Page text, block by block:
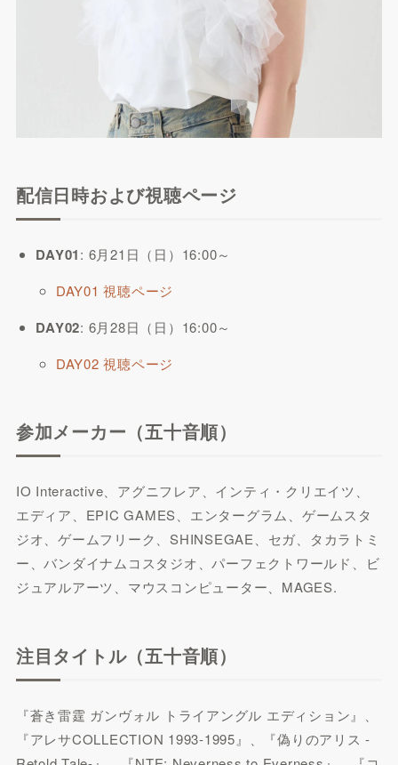
配信日時および視聴ページ
DAY01: 6月21日（日）16:00～
DAY01 視聴ページ
DAY02: 6月28日（日）16:00～
DAY02 視聴ページ
参加メーカー（五十音順）
IO Interactive、アグニフレア、インティ・クリエイツ、
エディア、EPIC GAMES、エンターグラム、ゲームスタ
ジオ、ゲームフリーク、SHINSEGAE、セガ、タカラトミ
ー、バンダイナムコスタジオ、パーフェクトワールド、ビ
ジュアルアーツ、マウスコンピューター、MAGES.
注目タイトル（五十音順）
『蒼き雷霆 ガンヴォル トライアングル エディション』、
『アレサCOLLECTION 1993-1995』、『偽りのアリス -